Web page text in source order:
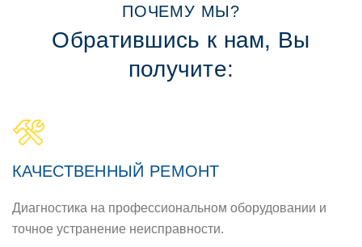
ПОЧЕМУ МЫ?
Обратившись к нам, Вы
получите:
КАЧЕСТВЕННЫЙ РЕМОНТ
Диагностика на профессиональном оборудовании и
точное устранение неисправности.